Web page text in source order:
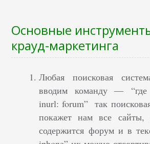
Основные
крауд-маркетинга
Любая поисковая
вводим команду — “где
inurl: forum” так
покажет нам все сайты,
содержится форум и в